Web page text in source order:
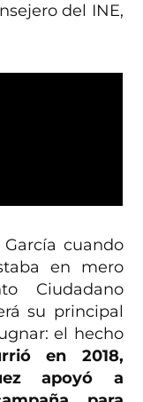
del INE,
cuando
en mero
Ciudadano
su principal
el hecho
en 2018,
apoyó a